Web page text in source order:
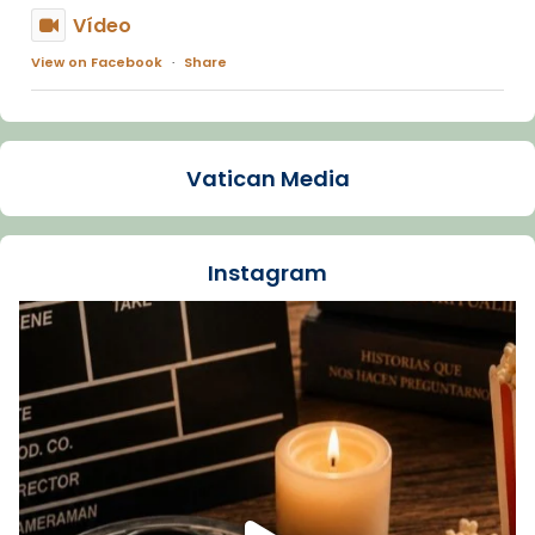
Vídeo
View on Facebook · Share
Arquebisbat de Barcelona
La Carmina va patir depressió. Fa gairebé
dos mesos, a l'Estadi Lluís Companys, la
Recupera l'entrevista comp
Vatican
tican News 👇
www.vaticannews.va/es/iglesia/news/2026-
07/carmina-historia-depresion-papa-viaje-
espana-testimoni...
Foto
Vatican Media
Instagram